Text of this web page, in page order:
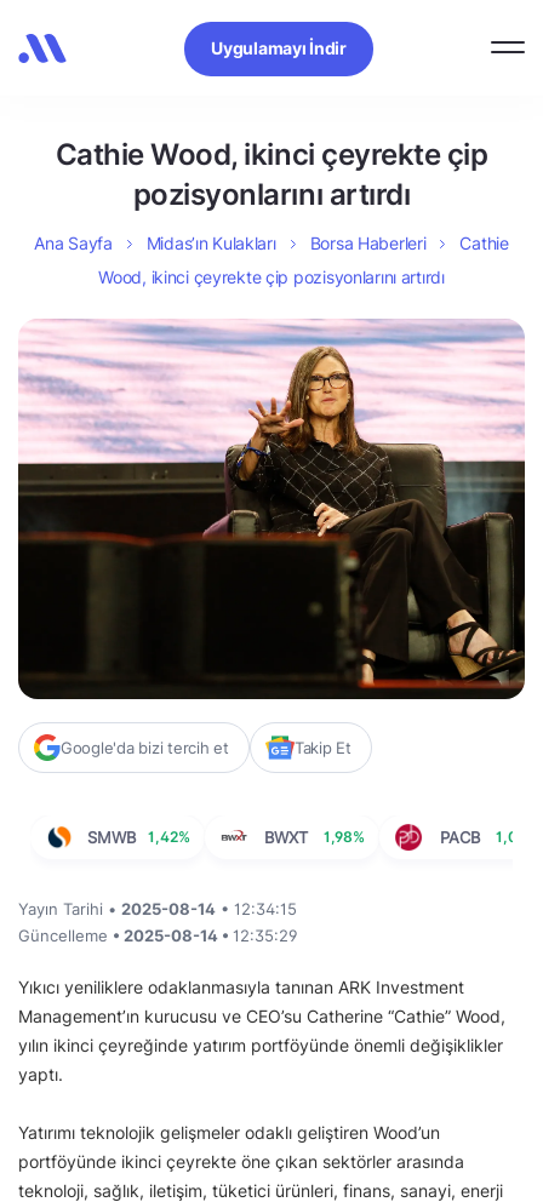
Uygulamayı İndir
Cathie Wood, ikinci çeyrekte çip
pozisyonlarını artırdı
Ana Sayfa Midas’ın Kulakları Borsa Haberleri
Cathie
Wood, ikinci çeyrekte çip pozisyonlarını artırdı
Google'da bizi tercih et Takip Et
SMWB 1,42% BWXT 1,98% PACB 1,03%
Yayın Tarihi • 2025-08-14 • 12:34:15
Güncelleme • 2025-08-14 • 12:35:29
Yıkıcı yeniliklere odaklanmasıyla tanınan ARK Investment
Management’ın kurucusu ve CEO’su Catherine “Cathie” Wood,
yılın ikinci çeyreğinde yatırım portföyünde önemli değişiklikler
yaptı.
Yatırımı teknolojik gelişmeler odaklı geliştiren Wood’un
portföyünde ikinci çeyrekte öne çıkan sektörler arasında
teknoloji, sağlık, iletişim, tüketici ürünleri, finans, sanayi, enerji